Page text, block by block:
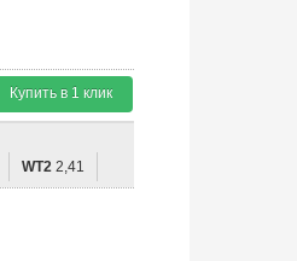
Купить в 1 клик
WT2 2,41